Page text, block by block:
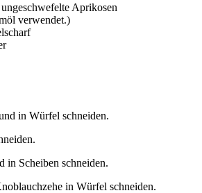
Aprikosen
verwendet.)
in Würfel schneiden.
in Scheiben schneiden.
in Würfel schneiden.